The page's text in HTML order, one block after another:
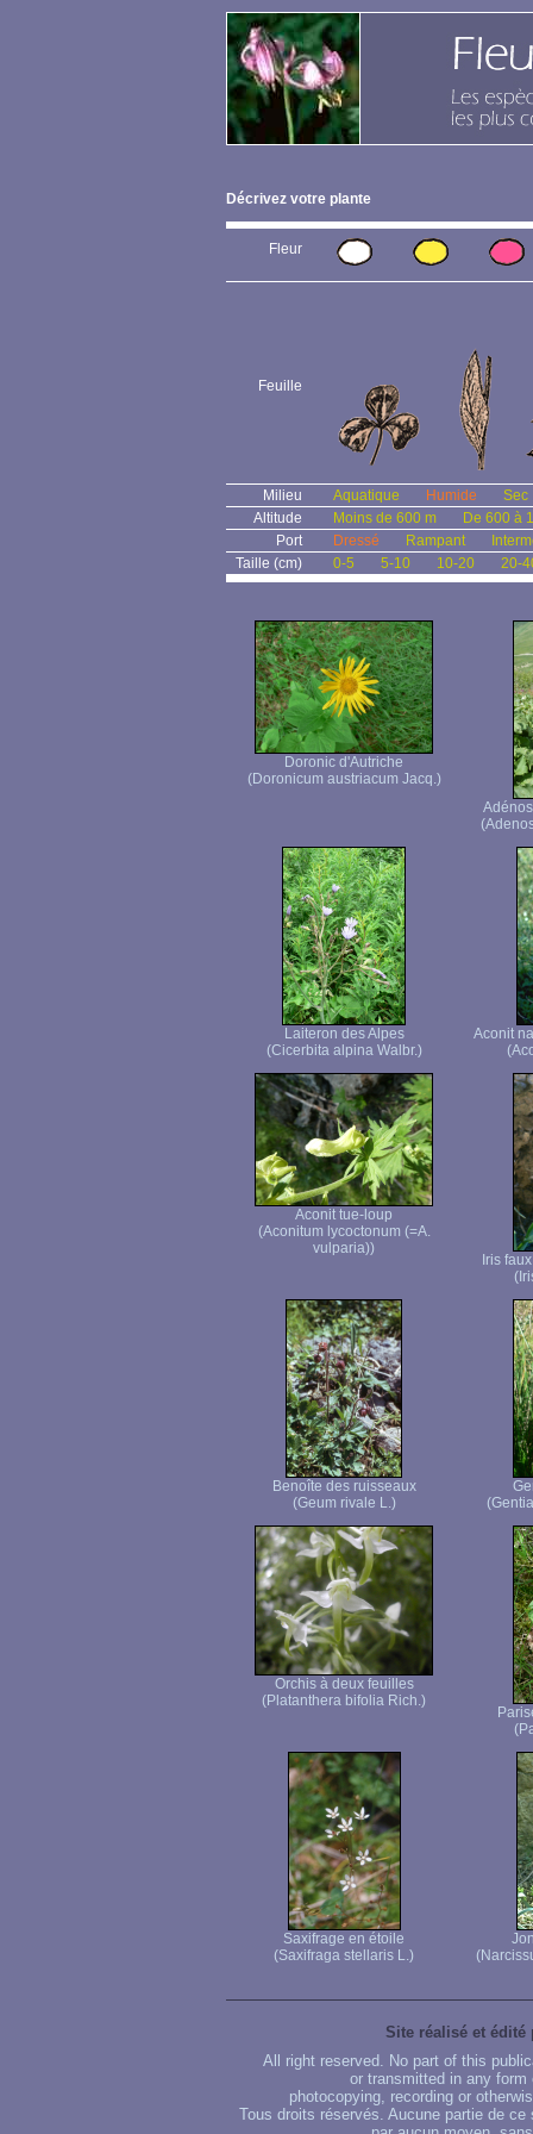
Décrivez votre plante
Fleur
Feuille
Milieu Aquatique Humide
Sec
Altitude
Moins de 600 m
De 600 à
Port
Dressé Rampant
Taille (cm)
0-5 5-10 10-20 20-
Doronic d'Autriche
(Doronicum austriacum Jacq.)
Laiteron des Alpes
(Cicerbita alpina Walbr.)
Aconit
Aconit tue-loup
(Aconitum lycoctonum (=A.
vulparia))
Iris
Benoîte des ruisseaux
(Geum rivale L.)
Orchis à deux feuilles
(Platanthera bifolia Rich.)
Saxifrage en étoile
(Saxifraga stellaris L.)
Site réalisé et édité
All right reserved. No part of this
or transmitted in any
photocopying, recording or
Tous droits réservés. Aucune partie de